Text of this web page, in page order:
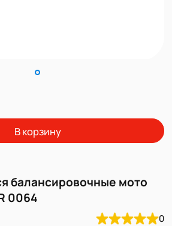
В корзину
балансировочные мото
0064
0